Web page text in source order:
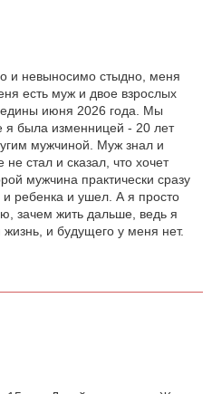
и невыносимо стыдно, меня
есть муж и двое взрослых
июня 2026 года. Мы
я была изменницей - 20 лет
мужчиной. Муж знал и
стал и сказал, что хочет
мужчина практически сразу
ребенка и ушел. А я просто
зачем жить дальше, ведь я
и будущего у меня нет.